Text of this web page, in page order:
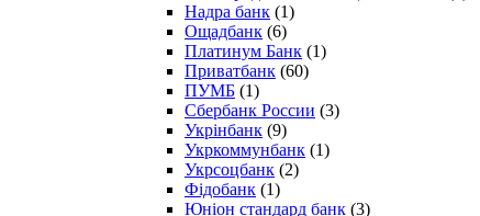
Надра банк (1)
Ощадбанк (6)
Платинум Банк (1)
Приватбанк (60)
ПУМБ (1)
Сбербанк России (3)
Укрінбанк (9)
Укркоммунбанк (1)
Укрсоцбанк (2)
Фідобанк (1)
Юніон стандард банк (3)